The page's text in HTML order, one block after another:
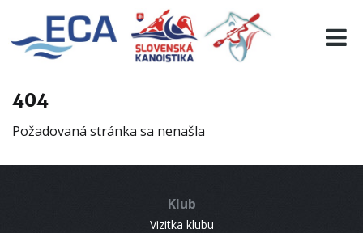
404
Požadovaná stránka sa nenašla
Klub
Vizitka klubu
EURO 19
INFO
RESULTS
CONTACT